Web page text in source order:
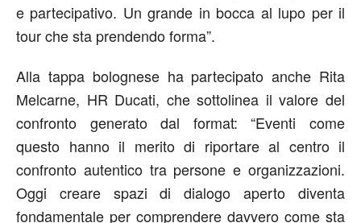
e partecipativo. Un grande in bocca al lupo per il
tour che sta prendendo forma”.
Alla tappa bolognese ha partecipato anche Rita
Melcarne, HR Ducati, che sottolinea il valore del
confronto generato dal format: “Eventi come
questo hanno il merito di riportare al centro il
confronto autentico tra persone e organizzazioni.
Oggi creare spazi di dialogo aperto diventa
fondamentale per comprendere davvero come sta